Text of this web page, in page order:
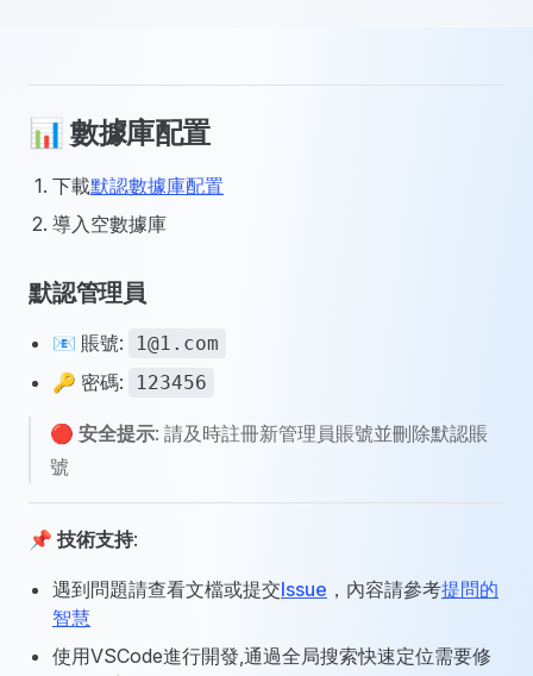
📊 數據庫配置
下載默認數據庫配置
導入空數據庫
默認管理員
📧 賬號: 1@1.com
🔑 密碼: 123456
🔴 安全提示: 請及時註冊新管理員賬號並刪除默認賬
號
📌 技術支持:
遇到問題請查看文檔或提交Issue ，內容請參考提問的
智慧
使用VSCode進行開發,通過全局搜索快速定位需要修